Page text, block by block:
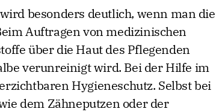
besonders deutlich, wenn man die
Auftragen von medizinischen
über die Haut des Pflegenden
verunreinigt wird. Bei der Hilfe im
Hygieneschutz. Selbst bei
dem Zähneputzen oder der